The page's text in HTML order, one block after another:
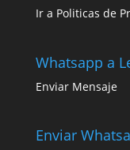
Ir a Politicas de
Whatsapp a
Enviar Mensaje
Enviar